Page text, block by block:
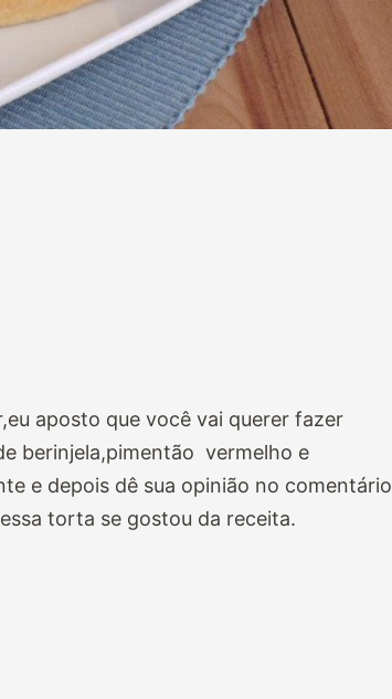
aposto que você vai querer fazer
berinjela,pimentão vermelho e
e depois dê sua opinião no comentário
torta se gostou da receita.